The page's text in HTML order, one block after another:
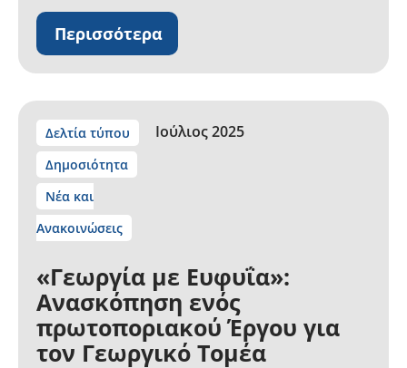
Περισσότερα
Δελτία τύπου
Δημοσιότητα
Νέα και
Ανακοινώσεις
Ιούλιος 2025
«Γεωργία με Ευφυΐα»:
Ανασκόπηση ενός
πρωτοποριακού Έργου για
τον Γεωργικό Τομέα